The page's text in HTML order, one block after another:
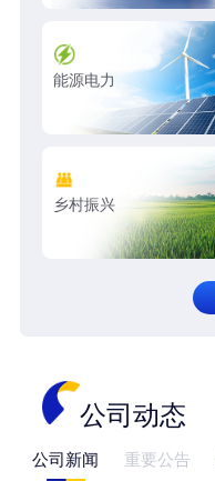
能源电力
乡村振兴
公司动态
公司新闻 重要公告